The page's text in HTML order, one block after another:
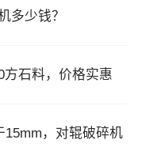
多少钱？
石料，价格实惠
15mm，对辊破碎机